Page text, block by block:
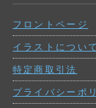
投
稿
フロントページ
イラストについて
特定商取引法
プライバシーポ